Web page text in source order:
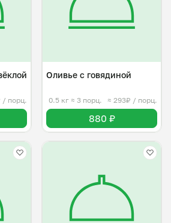
/ порц.
Оливье с говядиной
0.5 кг ≈ 3 порц. ≈ 293₽ / порц.
880 ₽